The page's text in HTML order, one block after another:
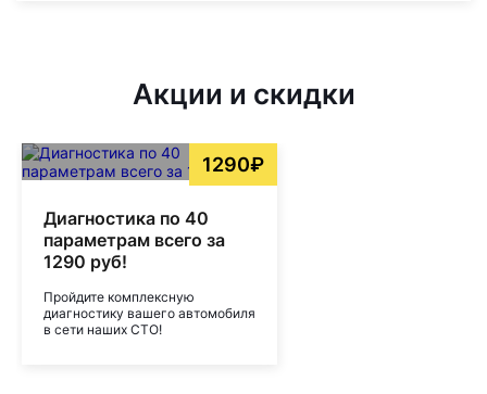
Акции и скидки
1290₽
Диагностика по 40
параметрам всего за
1290 руб!
Пройдите комплексную
диагностику вашего автомобиля
в сети наших СТО!